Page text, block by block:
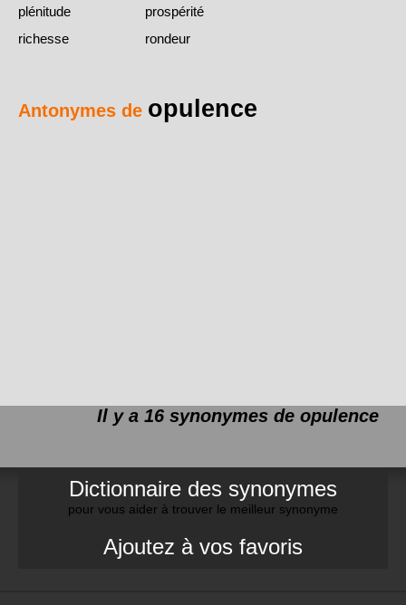
plénitude
prospérité
richesse
rondeur
Antonymes de opulence
Il y a 16 synonymes de opulence
Dictionnaire des synonymes
pour vous aider à trouver le meilleur synonyme
Ajoutez à vos favoris